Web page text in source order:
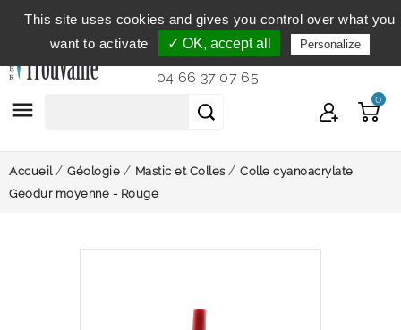
Service clientèle
du lundi au vendredi de 9h à 12h et
de 14h à 18h...
04 66 37 07 65
 0
Accueil Géologie Mastic et Colles
Colle cyanoacrylate
Geodur moyenne - Rouge
This site uses cookies and gives you control over what you
want to activate
✓ OK, accept all Personalize